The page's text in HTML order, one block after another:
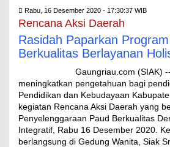
Rabu, 16 Desember 2020 - 17:30:37 WIB
Rencana Aksi Daerah
Rasidah Paparkan
Berkualitas Berlayanan
Gaungriau.com (SIAK)
meningkatkan pengetahuan bagi
Pendidikan dan Kebudayaan
kegiatan Rencana Aksi Daerah yang
Penyelenggaraan Paud Berkualitas
Integratif, Rabu 16 Desember 2020.
berlangsung di Gedung Wanita, Siak